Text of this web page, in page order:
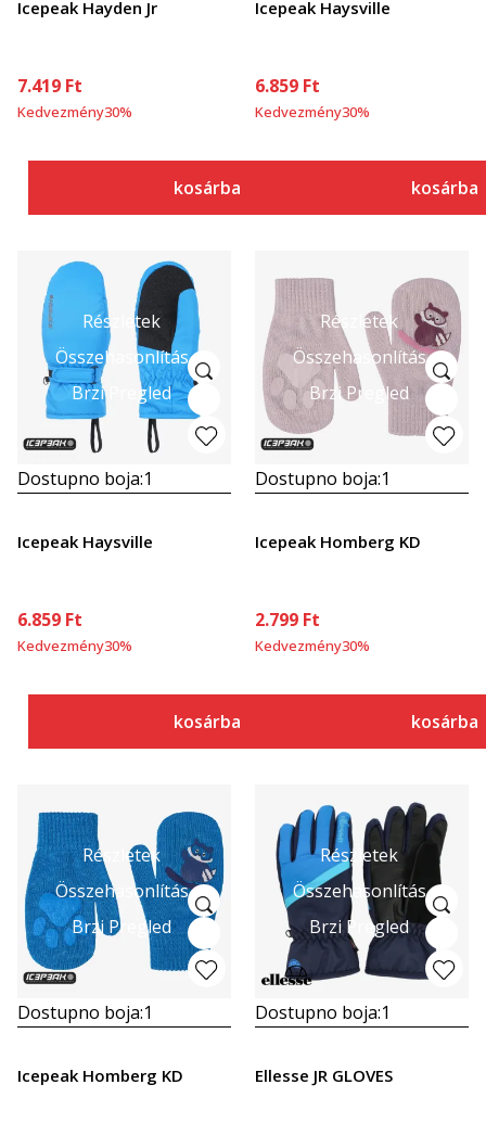
Icepeak Hayden Jr
7.419 Ft
Kedvezmény30%
kosárba
Icepeak Haysville
6.859 Ft
Kedvezmény30%
kosárba
Részletek
Összehasonlítás
Brzi Pregled
Dostupno boja:1
Icepeak Haysville
6.859 Ft
Kedvezmény30%
kosárba
Részletek
Összehasonlítás
Brzi Pregled
Dostupno boja:1
Icepeak Homberg KD
2.799 Ft
Kedvezmény30%
kosárba
Részletek
Összehasonlítás
Brzi Pregled
Dostupno boja:1
Icepeak Homberg KD
Részletek
Összehasonlítás
Brzi Pregled
Dostupno boja:1
Ellesse JR GLOVES